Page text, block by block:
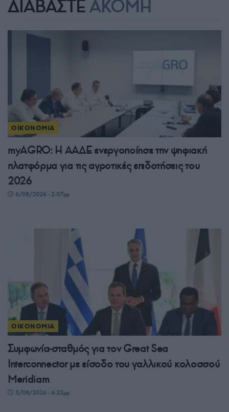
ΔΙΑΒΑΣΤΕ ΑΚΟΜΗ
ΟΙΚΟΝΟΜΙΑ
myAGRO: Η ΑΑΔΕ ενεργοποίησε την ψηφιακή
πλατφόρμα για τις αγροτικές επιδοτήσεις του
2026
6/08/2026 - 2:07μμ
ΟΙΚΟΝΟΜΙΑ
Συμφωνία-σταθμός για τον Great Sea
Interconnector με είσοδο του γαλλικού κολοσσού
Meridiam
5/08/2026 - 6:22μμ